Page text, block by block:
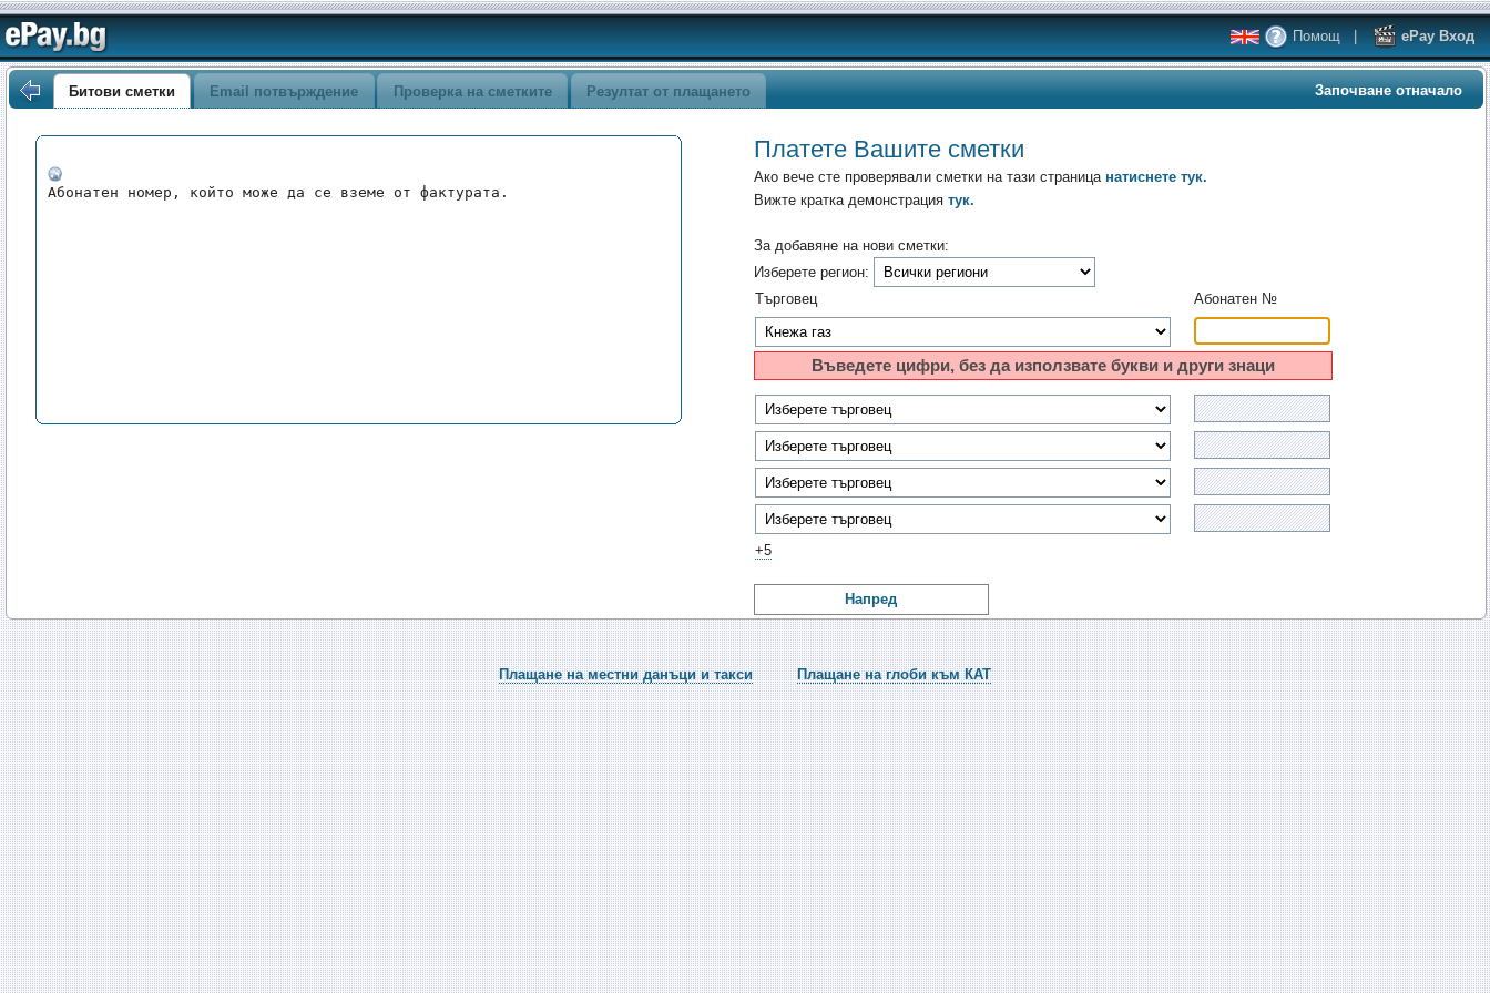
Помощ | ePay Вход
Битови сметки Email потвърждение Проверка на сметките Резултат от плащането Започване отначало
Платете Вашите сметки
Ако вече сте проверявали сметки на тази страница натиснете тук.
Вижте кратка демонстрация тук.
За добавяне на нови сметки:
Изберете регион:
Търговец
Абонатен №
Въведете цифри, без да използвате букви и други знаци
+5
Напред
Абонатен номер, който може да се вземе от фактурата.
Плащане на местни данъци и такси Плащане на глоби към КАТ